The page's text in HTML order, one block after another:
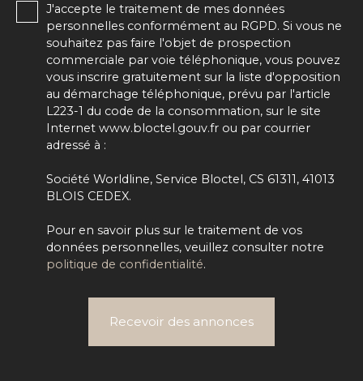
J'accepte le traitement de mes données
personnelles conformément au RGPD. Si vous ne
souhaitez pas faire l'objet de prospection
commerciale par voie téléphonique, vous pouvez
vous inscrire gratuitement sur la liste d'opposition
au démarchage téléphonique, prévu par l'article
L223-1 du code de la consommation, sur le site
Internet www.bloctel.gouv.fr ou par courrier
adressé à :
Société Worldline, Service Bloctel, CS 61311, 41013
BLOIS CEDEX.
Pour en savoir plus sur le traitement de vos
données personnelles, veuillez consulter notre
politique de confidentialité.
Recevoir des annonces